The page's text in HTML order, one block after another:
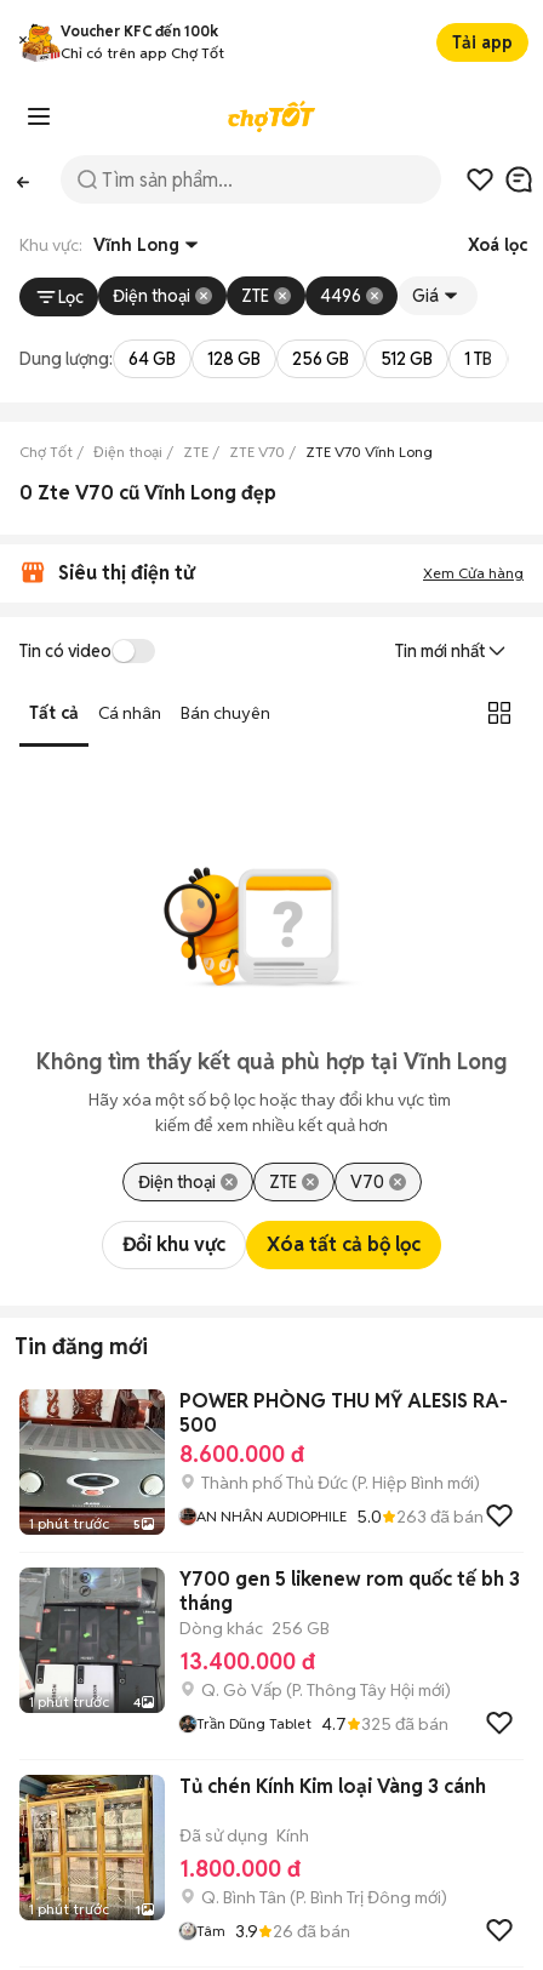
Voucher KFC đến 100k
Chỉ có trên app Chợ Tốt
Tải app
Khu vực: Vĩnh Long Xoá lọc
Lọc Điện thoại ZTE 4496 Giá
Dung lượng: 64 GB 128 GB 256 GB 512 GB 1 TB
Chợ Tốt Điện thoại ZTE ZTE V70 ZTE V70 Vĩnh Long
0 Zte V70 cũ Vĩnh Long đẹp
Siêu thị điện tử Xem Cửa hàng
Tin có video Tin mới nhất
Tất cả Cá nhân Bán chuyên
Không tìm thấy kết quả phù hợp tại Vĩnh Long
Hãy xóa một số bộ lọc hoặc thay đổi khu vực tìm
kiếm để xem nhiều kết quả hơn
Điện thoại ZTE V70
Đổi khu vực Xóa tất cả bộ lọc
Tin đăng mới
1 phút trước 5
POWER PHÒNG THU MỸ ALESIS RA-
500
8.600.000 đ
Thành phố Thủ Đức (P. Hiệp Bình mới)
AN NHÂN AUDIOPHILE 5.0 263 đã bán
1 phút trước 4
Y700 gen 5 likenew rom quốc tế bh 3
tháng
Dòng khác 256 GB
13.400.000 đ
Q. Gò Vấp (P. Thông Tây Hội mới)
Trần Dũng Tablet 4.7 325 đã bán
1 phút trước 1
Tủ chén Kính Kim loại Vàng 3 cánh
Đã sử dụng Kính
1.800.000 đ
Q. Bình Tân (P. Bình Trị Đông mới)
Tâm 3.9 26 đã bán